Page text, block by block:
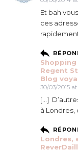
Et bah
ces
Regent
Blog
30/03/2015 at
[…]
à Londres,
Londres,